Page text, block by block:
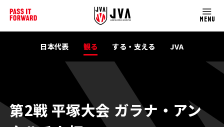
MENU
日本代表 観る する・支える JVA
第2戦 平塚大会 ガラナ・アン